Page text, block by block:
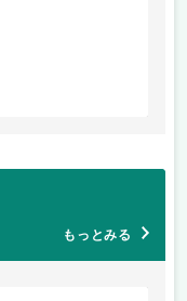
もっとみる